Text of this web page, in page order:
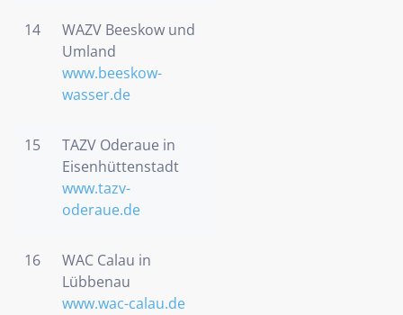
14
WAZV Beeskow und
Umland
www.beeskow-
wasser.de
15
TAZV Oderaue in
Eisenhüttenstadt
www.tazv-
oderaue.de
16
WAC Calau in
Lübbenau
www.wac-calau.de